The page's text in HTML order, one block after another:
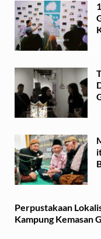
Perpustakaan
Kampung Kemasan